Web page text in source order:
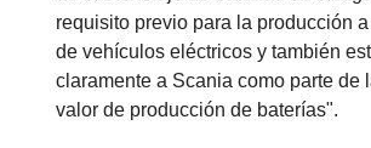
requisito previo para la producción
de vehículos eléctricos y también
claramente a Scania como parte de
valor de producción de baterías".